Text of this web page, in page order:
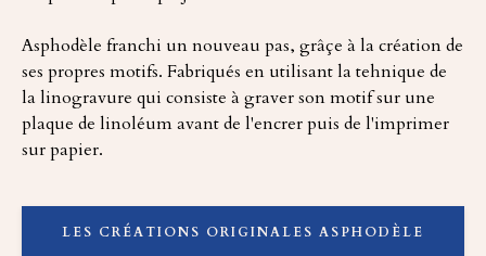
Asphodèle franchi un nouveau pas, grâçe à la création de
ses propres motifs. Fabriqués en utilisant la tehnique de
la linogravure qui consiste à graver son motif sur une
plaque de linoléum avant de l'encrer puis de l'imprimer
sur papier.
LES CRÉATIONS ORIGINALES ASPHODÈLE